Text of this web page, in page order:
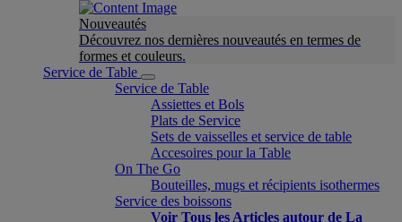
Nouveautés
Découvrez nos dernières nouveautés en termes de
formes et couleurs.
Service de Table
Service de Table
Assiettes et Bols
Plats de Service
Sets de vaisselles et service de table
Accesoires pour la Table
On The Go
Bouteilles, mugs et récipients isothermes
Service des boissons
Voir Tous les Articles autour de La